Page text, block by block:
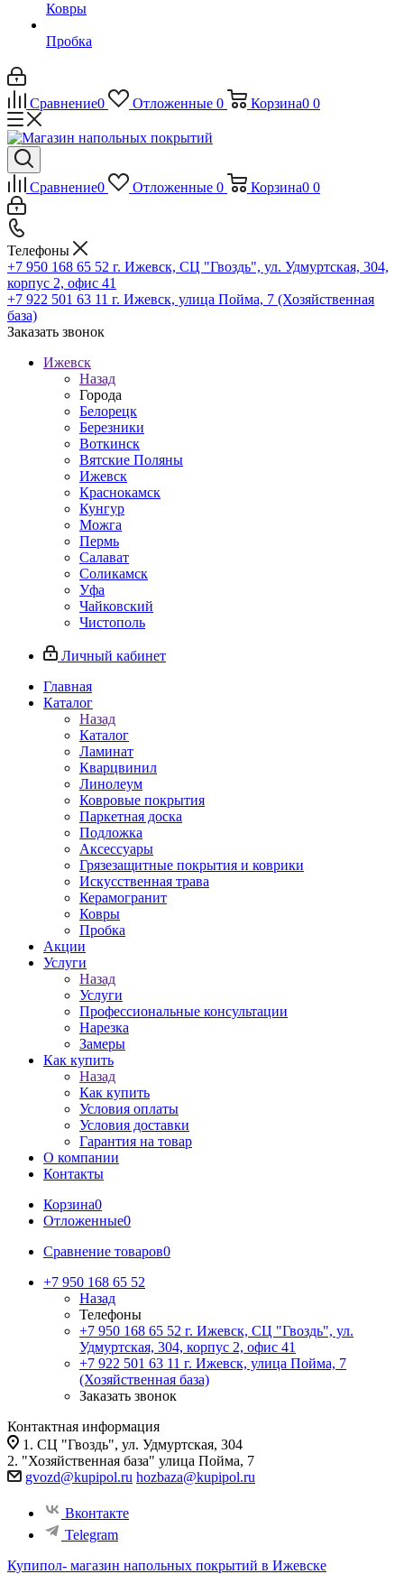
Ковры
Пробка
Сравнение0 Отложенные 0 Корзина0 0
Сравнение0 Отложенные 0 Корзина0 0
Телефоны
+7 950 168 65 52 г. Ижевск, СЦ "Гвоздь", ул. Удмуртская, 304,
корпус 2, офис 41
+7 922 501 63 11 г. Ижевск, улица Пойма, 7 (Хозяйственная
база)
Заказать звонок
Ижевск
Назад
Города
Белорецк
Березники
Воткинск
Вятские Поляны
Ижевск
Краснокамск
Кунгур
Можга
Пермь
Салават
Соликамск
Уфа
Чайковский
Чистополь
Личный кабинет
Главная
Каталог
Назад
Каталог
Ламинат
Кварцвинил
Линолеум
Ковровые покрытия
Паркетная доска
Подложка
Аксессуары
Грязезащитные покрытия и коврики
Искусственная трава
Керамогранит
Ковры
Пробка
Акции
Услуги
Назад
Услуги
Профессиональные консультации
Нарезка
Замеры
Как купить
Назад
Как купить
Условия оплаты
Условия доставки
Гарантия на товар
О компании
Контакты
Корзина0
Отложенные0
Сравнение товаров0
+7 950 168 65 52
Назад
Телефоны
+7 950 168 65 52 г. Ижевск, СЦ "Гвоздь", ул.
Удмуртская, 304, корпус 2, офис 41
+7 922 501 63 11 г. Ижевск, улица Пойма, 7
(Хозяйственная база)
Заказать звонок
Контактная информация
1. СЦ "Гвоздь", ул. Удмуртская, 304
2. "Хозяйственная база" улица Пойма, 7
gvozd@kupipol.ru hozbaza@kupipol.ru
Вконтакте
Telegram
Купипол- магазин напольных покрытий в Ижевске